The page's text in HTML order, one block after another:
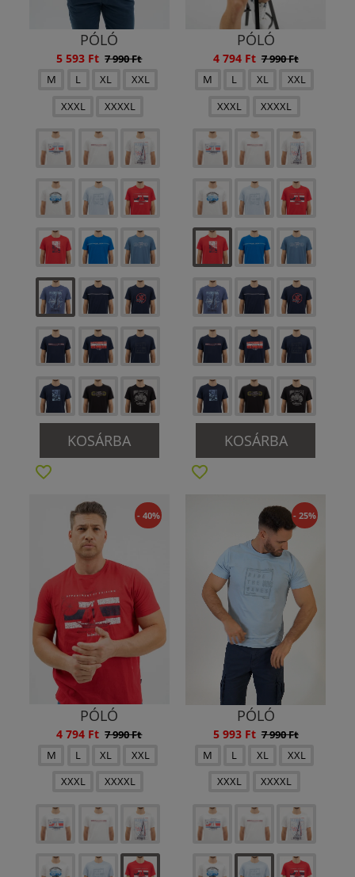
PÓLÓ
5 593 Ft 7 990 Ft
M
L XL
XXL
XXXL
XXXXL
KOSÁRBA
PÓLÓ
4 794 Ft 7 990 Ft
M
L XL
XXL
XXXL
XXXXL
KOSÁRBA
- 40%
PÓLÓ
4 794 Ft 7 990 Ft
M
L XL
XXL
XXXL
XXXXL
- 25%
PÓLÓ
5 993 Ft 7 990 Ft
M
L XL
XXL
XXXL
XXXXL